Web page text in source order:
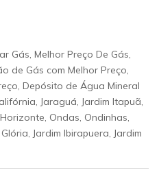
Gás, Melhor Preço De Gás,
de Gás com Melhor Preço,
Depósito de Água Mineral
Jaraguá, Jardim Itapuã,
Ondas, Ondinhas,
Jardim Ibirapuera, Jardim